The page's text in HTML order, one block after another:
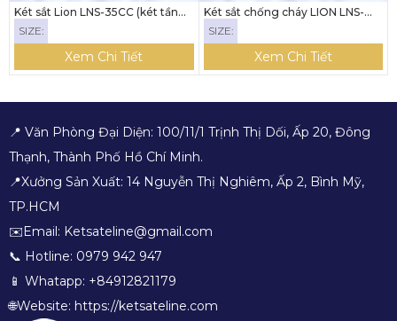
Két sắt Lion LNS-35CC (két tầng -
khóa cơ)
SIZE:
Xem Chi Tiết
Két sắt chống cháy LION LNS-
600V8 (khóa vân tay nối được
điện thoại)
SIZE:
Xem Chi Tiết
📍 Văn Phòng Đại Diện: 100/11/1 Trịnh Thị Dối, Ấp 20, Đông
Thạnh, Thành Phố Hồ Chí Minh.
📍Xưởng Sản Xuất: 14 Nguyễn Thị Nghiêm, Ấp 2, Bình Mỹ,
TP.HCM
✉️Email: Ketsateline@gmail.com
📞 Hotline: 0979 942 947
📱 Whatapp: +84912821179
🌐Website: https://ketsateline.com